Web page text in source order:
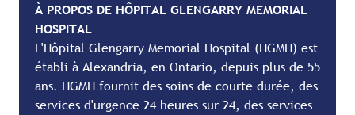
À PROPOS DE HÔPITAL GLENGARRY MEMORIAL
HOSPITAL
L'Hôpital Glengarry Memorial Hospital (HGMH) est
établi à Alexandria, en Ontario, depuis plus de 55
ans. HGMH fournit des soins de courte durée, des
services d'urgence 24 heures sur 24, des services